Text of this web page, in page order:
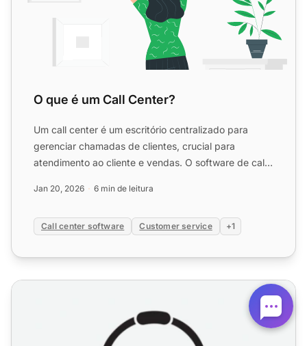
O que é um Call Center?
Um call center é um escritório centralizado para
gerenciar chamadas de clientes, crucial para
atendimento ao cliente e vendas. O software de call
Jan 20, 2026 6 min de leitura
Call center software Customer service +1
Guia Detalhado de Call Center: Função, Benefícios e